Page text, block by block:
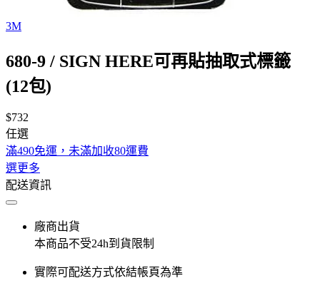
3M
680-9 / SIGN HERE可再貼抽取式標籤
(12包)
$732
任選
滿490免運，未滿加收80運費
選更多
配送資訊
廠商出貨
本商品不受24h到貨限制
實際可配送方式依結帳頁為準